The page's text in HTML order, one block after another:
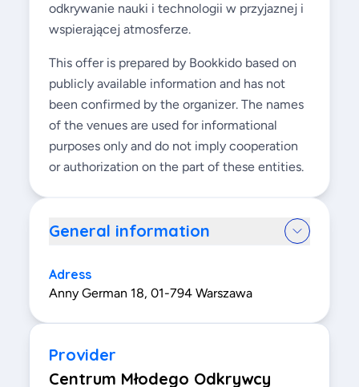
odkrywanie nauki i technologii w przyjaznej i
wspierającej atmosferze.
This offer is prepared by Bookkido based on
publicly available information and has not
been confirmed by the organizer. The names
of the venues are used for informational
purposes only and do not imply cooperation
or authorization on the part of these entities.
General information
Adress
Anny German 18, 01-794 Warszawa
Provider
Centrum Młodego Odkrywcy